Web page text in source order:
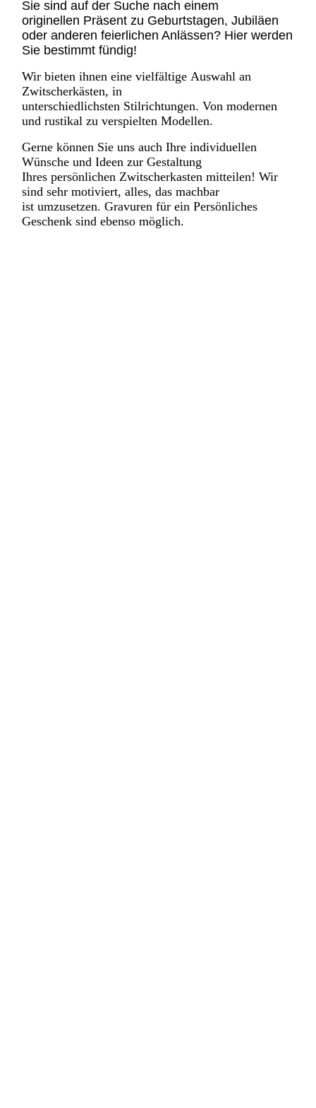
Sie sind auf der Suche nach einem
originellen Präsent zu Geburtstagen, Jubiläen
oder anderen feierlichen Anlässen? Hier werden
Sie bestimmt fündig!
Wirbieten ihnen einevielfältige Auswahl an
Zwitscherkästen, in
unterschiedlichsten Stilrichtungen. Von modernen
und rustikal zu verspielten Modellen.
Gerne können Sie uns auch Ihre individuellen
Wünsche und Ideen zur Gestaltung
Ihres persönlichen Zwitscherkasten mitteilen! Wir
sind sehr motiviert, alles, das machbar
ist umzusetzen. Gravuren für ein Persönliches
Geschenk sind ebenso möglich.